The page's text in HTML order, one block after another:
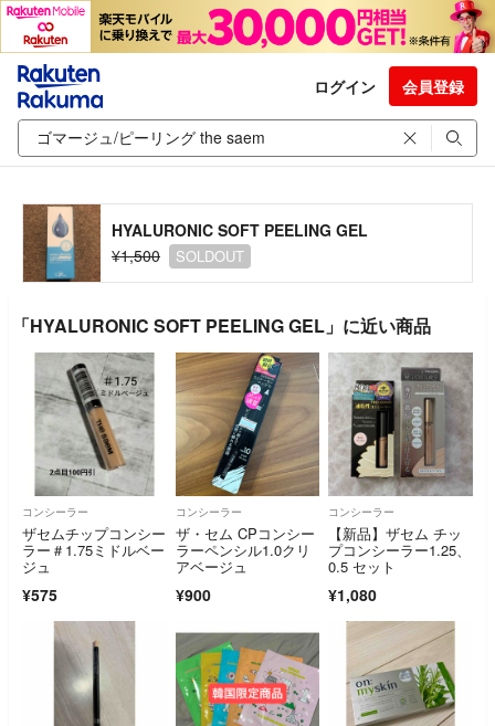
ログイン 会員登録
HYALURONIC SOFT PEELING GEL
¥1,500
SOLDOUT
「HYALURONIC SOFT PEELING GEL」に近い商品
コンシーラー
ザセムチップコンシー
ラー＃1.75ミドルベー
ジュ
¥575
コンシーラー
ザ・セム CPコンシー
ラーペンシル1.0クリ
アベージュ
¥900
コンシーラー
【新品】ザセム チッ
プコンシーラー1.25、
0.5 セット
¥1,080